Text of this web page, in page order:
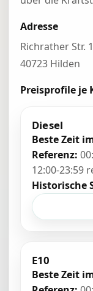
Adresse
Richrather Str.
40723 Hilden
Preisprofile je
Diesel
Beste Zeit
Referenz:
12:00-23:59
Historische
E10
Beste Zeit